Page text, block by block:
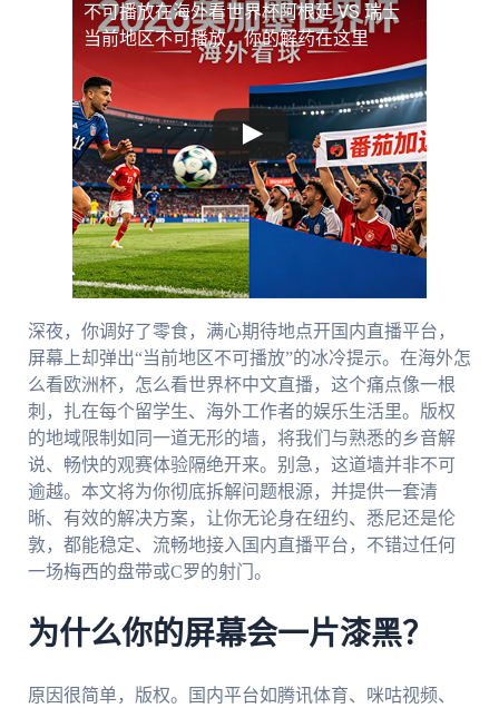
不可播放在海外看世界杯阿根廷 VS 瑞士
当前地区不可播放，你的解药在这里
深夜，你调好了零食，满心期待地点开国内直播平台，
屏幕上却弹出“当前地区不可播放”的冰冷提示。在海外怎
么看欧洲杯，怎么看世界杯中文直播，这个痛点像一根
刺，扎在每个留学生、海外工作者的娱乐生活里。版权
的地域限制如同一道无形的墙，将我们与熟悉的乡音解
说、畅快的观赛体验隔绝开来。别急，这道墙并非不可
逾越。本文将为你彻底拆解问题根源，并提供一套清
晰、有效的解决方案，让你无论身在纽约、悉尼还是伦
敦，都能稳定、流畅地接入国内直播平台，不错过任何
一场梅西的盘带或C罗的射门。
为什么你的屏幕会一片漆黑？
原因很简单，版权。国内平台如腾讯体育、咪咕视频、